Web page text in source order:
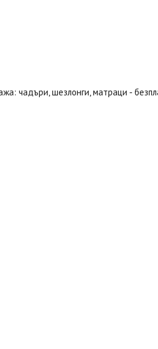
чадъри, шезлонги, матраци -